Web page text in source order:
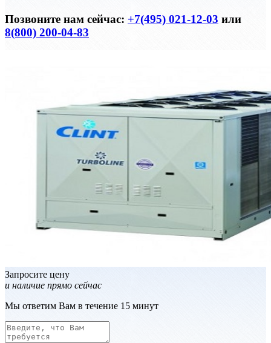
Позвоните нам сейчас: +7(495) 021-12-03 или
8(800) 200-04-83
Запросите цену
и наличие прямо сейчас
Мы ответим Вам в течение 15 минут